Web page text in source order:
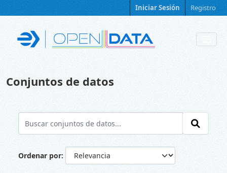
Iniciar Sesión Registro
Conjuntos de datos
Ordenar por